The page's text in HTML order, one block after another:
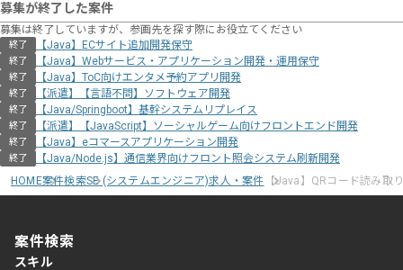
募集が終了した案件
募集は終了していますが、参画先を探す際にお役立てください
終了 【Java】ECサイト追加開発保守
終了 【Java】Webサービス・アプリケーション開発・運用保守
終了 【Java】ToC向けエンタメ予約アプリ開発
終了 【派遣】【言語不問】ソフトウェア開発
終了 【Java/Springboot】基幹システムリプレイス
終了 【派遣】【JavaScript】ソーシャルゲーム向けフロントエンド開発
終了 【Java】eコマースアプリケーション開発
終了
【Java/Node.js】通信業界向けフロント照会システム刷新開発
HOME案件検索SE (システムエンジニア)求人・案件 【Java】QRコード読み取
案件検索
スキル